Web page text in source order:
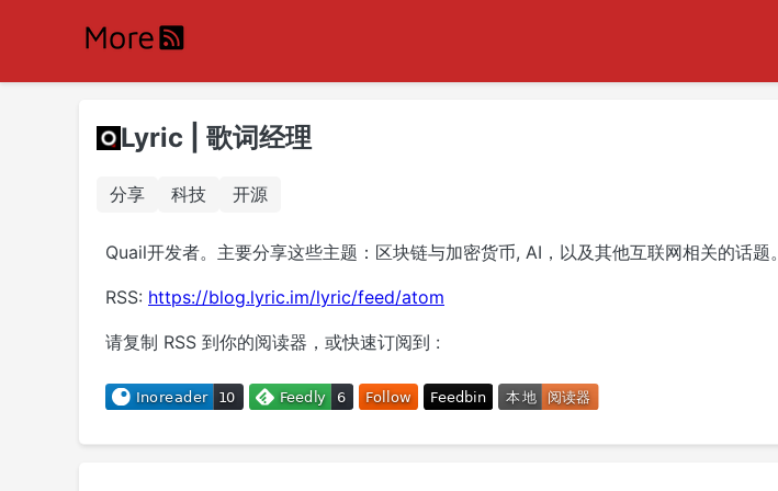
Lyric | 歌词经理
分享 科技 开源
Quail开发者。主要分享这些主题：区块链与加密货币, AI，以及其他互联网相关的话题。
RSS: https://blog.lyric.im/lyric/feed/atom
请复制 RSS 到你的阅读器，或快速订阅到 :